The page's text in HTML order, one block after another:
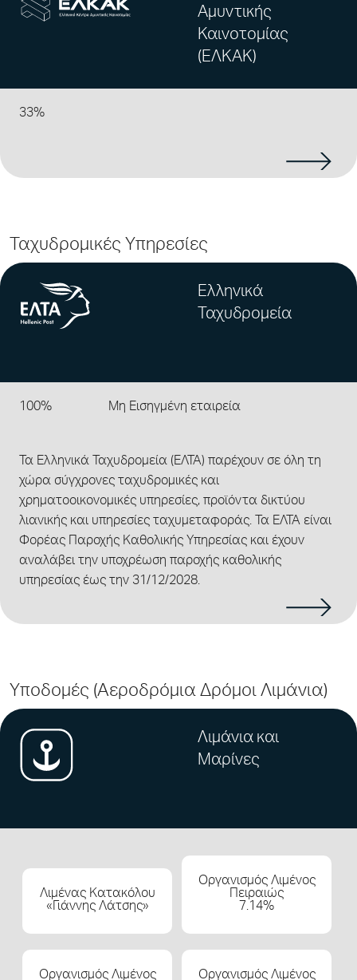
Αμυντικής
Καινοτομίας
(ΕΛΚΑΚ)
33%
Ταχυδρομικές Υπηρεσίες
Ελληνικά
Ταχυδρομεία
100% Μη Εισηγμένη εταιρεία
Τα Ελληνικά Ταχυδρομεία (ΕΛΤΑ) παρέχουν σε όλη τη
χώρα σύγχρονες ταχυδρομικές και
χρηματοοικονομικές υπηρεσίες, προϊόντα δικτύου
λιανικής και υπηρεσίες ταχυμεταφοράς. Τα ΕΛΤΑ είναι
Φορέας Παροχής Καθολικής Υπηρεσίας και έχουν
αναλάβει την υποχρέωση παροχής καθολικής
υπηρεσίας έως την 31/12/2028.
Υποδομές (Αεροδρόμια Δρόμοι Λιμάνια)
Λιμάνια και
Μαρίνες
Λιμένας Κατακόλου
«Γιάννης Λάτσης»
Οργανισμός Λιμένος
Πειραιώς
7.14%
Οργανισμός Λιμένος
Οργανισμός Λιμένος